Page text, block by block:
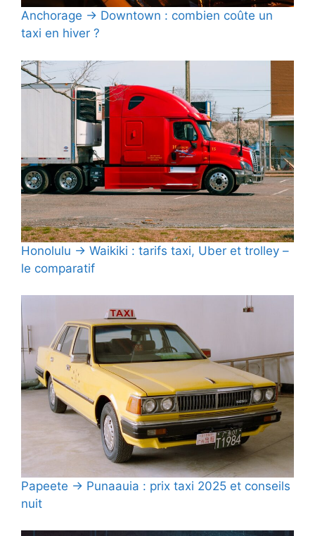
Anchorage → Downtown : combien coûte un
taxi en hiver ?
Honolulu → Waikiki : tarifs taxi, Uber et trolley –
le comparatif
Papeete → Punaauia : prix taxi 2025 et conseils
nuit